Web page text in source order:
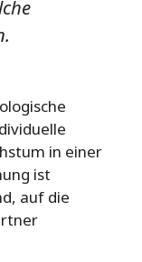
in einer
ist
auf die